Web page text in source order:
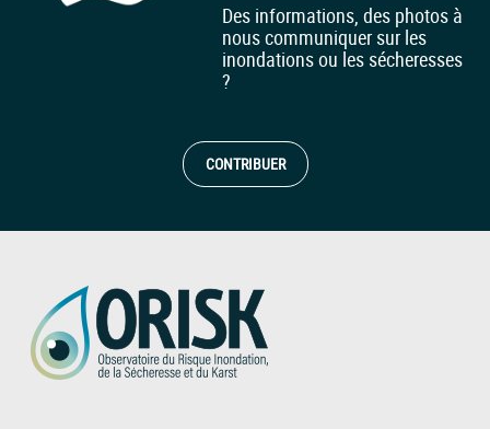
Des informations, des photos à
nous communiquer sur les
inondations ou les sécheresses
?
CONTRIBUER